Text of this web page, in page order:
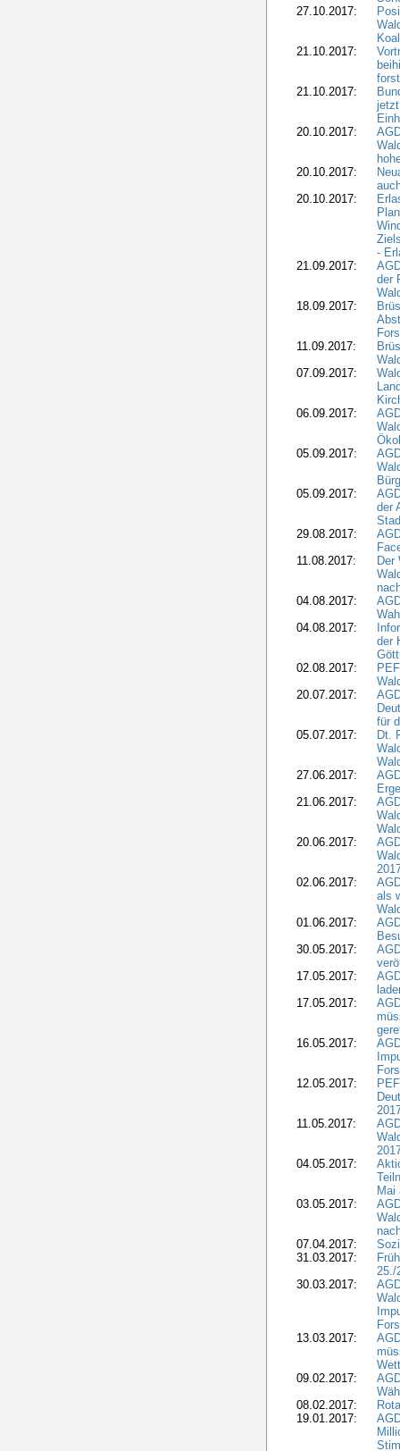
27.10.2017:
21.10.2017:
21.10.2017:
20.10.2017:
20.10.2017:
20.10.2017:
-
21.09.2017:
der
18.09.2017:
11.09.2017:
07.09.2017:
06.09.2017:
05.09.2017:
05.09.2017:
der
29.08.2017:
11.08.2017:
Der
04.08.2017:
04.08.2017:
der
02.08.2017:
20.07.2017:
für
05.07.2017:
Dt.
27.06.2017:
21.06.2017:
20.06.2017:
02.06.2017:
als
01.06.2017:
30.05.2017:
17.05.2017:
17.05.2017:
16.05.2017:
12.05.2017:
11.05.2017:
04.05.2017:
Mai
03.05.2017:
07.04.2017:
31.03.2017:
25./
30.03.2017:
13.03.2017:
09.02.2017:
08.02.2017:
19.01.2017: